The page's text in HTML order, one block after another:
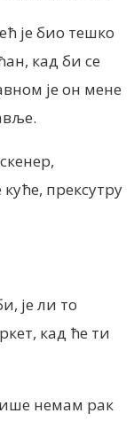
је био тешко
кад би се
је он мене
прексутру
је ли то
кад ће ти
немам рак